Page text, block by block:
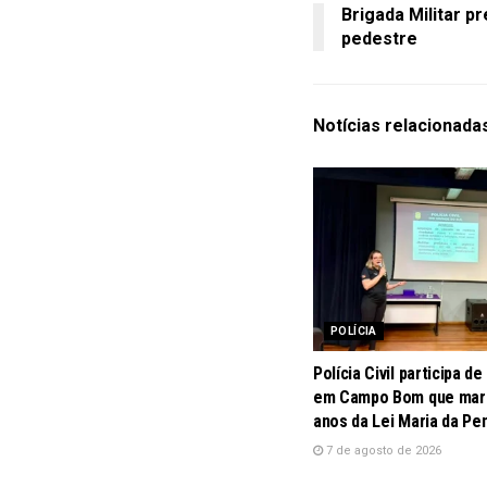
Brigada Militar
pedestre
Notícias
POLÍCIA
Polícia Civil participa
em Campo Bom que
anos da Lei Maria da
7 de agosto de 2026